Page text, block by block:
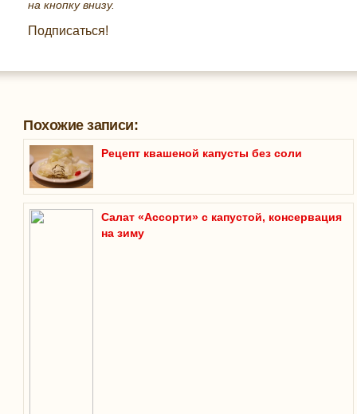
на кнопку внизу.
Подписаться!
Похожие записи:
Рецепт квашеной капусты без соли
Салат «Ассорти» с капустой, консервация
на зиму